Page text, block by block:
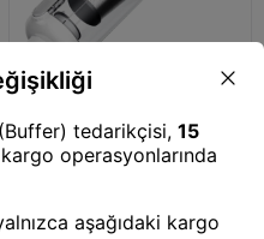
Araç İçi Süpürge
Beyaz